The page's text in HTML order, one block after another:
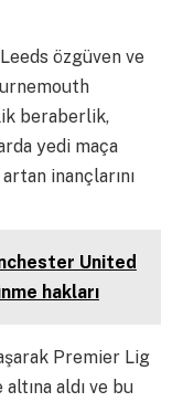
özgüven ve
beraberlik,
yedi maça
artan inançlarını
United
hakları
Premier Lig
aldı ve bu